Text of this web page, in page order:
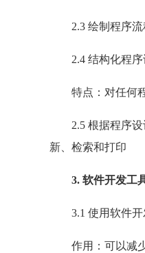
2.3 绘制程序流
2.4 结构化程序
特点：对任何程
2.5 根据程序设
新、检索和打印
3. 软件开发工
3.1 使用软件开
作用：可以减少